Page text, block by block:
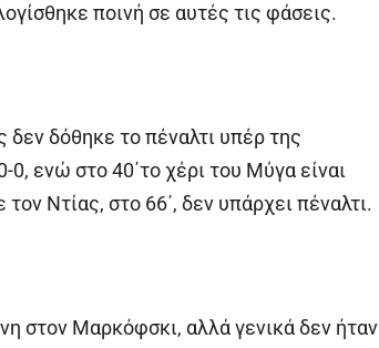
ποινή σε αυτές τις φάσεις.
δόθηκε το πέναλτι υπέρ της
ενώ στο 40΄το χέρι του Μύγα είναι
Ντίας, στο 66΄, δεν υπάρχει πέναλτι.
στον Μαρκόφσκι, αλλά γενικά δεν ήταν